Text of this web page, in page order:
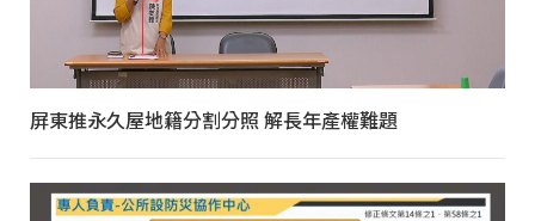
屏東推永久屋地籍分割分照 解長年產權難題